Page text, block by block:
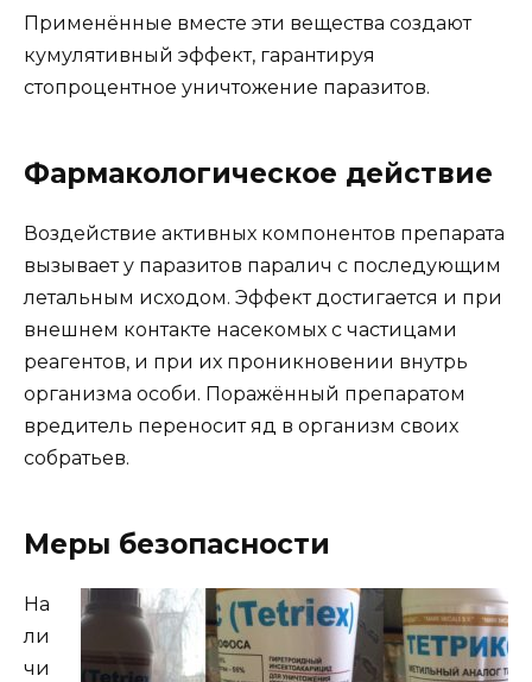
Применённые вместе эти вещества создают
кумулятивный эффект, гарантируя
стопроцентное уничтожение паразитов.
Фармакологическое действие
Воздействие активных компонентов препарата
вызывает у паразитов паралич с последующим
летальным исходом. Эффект достигается и при
внешнем контакте насекомых с частицами
реагентов, и при их проникновении внутрь
организма особи. Поражённый препаратом
вредитель переносит яд в организм своих
собратьев.
Меры безопасности
На
ли
чи